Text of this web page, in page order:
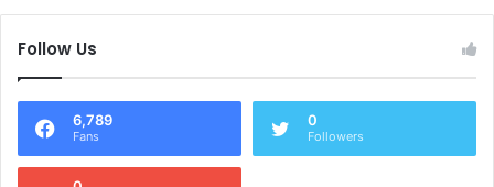
Follow Us
6,789
Fans
0
Followers